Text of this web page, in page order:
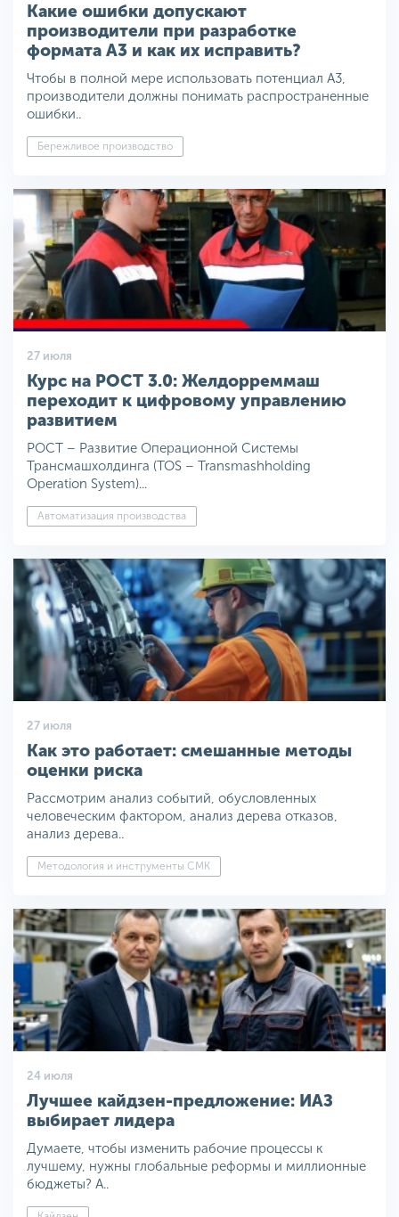
Какие ошибки допускают
производители при разработке
формата A3 и как их исправить?
Чтобы в полной мере использовать потенциал A3,
производители должны понимать распространенные
ошибки..
Бережливое производство
27 июля
Курс на РОСТ 3.0: Желдорреммаш
переходит к цифровому управлению
развитием
РОСТ – Развитие Операционной Системы
Трансмашхолдинга (TOS – Transmashholding
Operation System)...
Автоматизация производства
27 июля
Как это работает: смешанные методы
оценки риска
Рассмотрим анализ событий, обусловленных
человеческим фактором, анализ дерева отказов,
анализ дерева..
Методология и инструменты СМК
24 июля
Лучшее кайдзен-предложение: ИАЗ
выбирает лидера
Думаете, чтобы изменить рабочие процессы к
лучшему, нужны глобальные реформы и миллионные
бюджеты? А..